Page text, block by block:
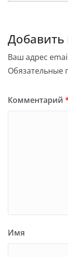
Ваш адрес
Обязательные
Комментарий
Имя